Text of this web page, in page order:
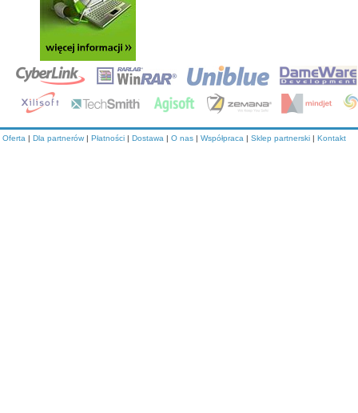
Oferta | Dla partnerów | Płatności | Dostawa | O nas | Współpraca | Sklep partnerski | Kontakt